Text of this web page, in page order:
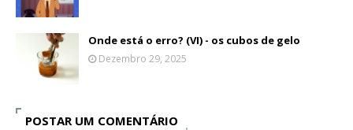
Onde está o erro? (VI) - os cubos de gelo
Dezembro 29, 2025
POSTAR UM COMENTÁRIO